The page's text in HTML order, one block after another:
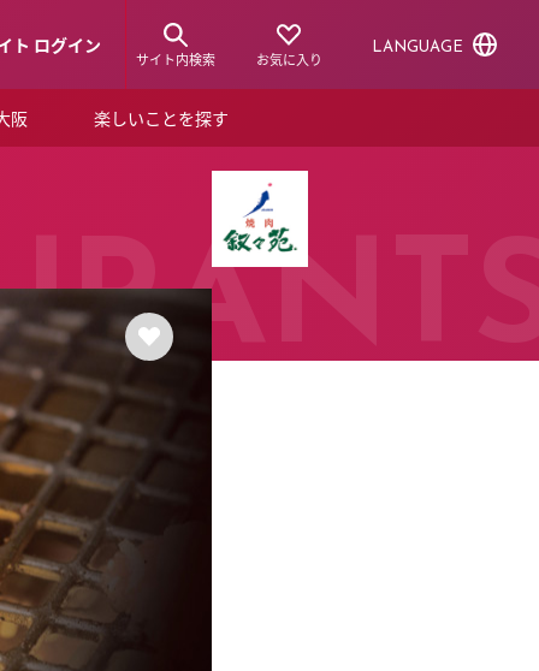
ト ログイン
サイト内検索 お気に入り
LANGUAGE
阪
たい方）
働きたい
楽しいことを探す
ルクアスタイル
特集
デジタルブック